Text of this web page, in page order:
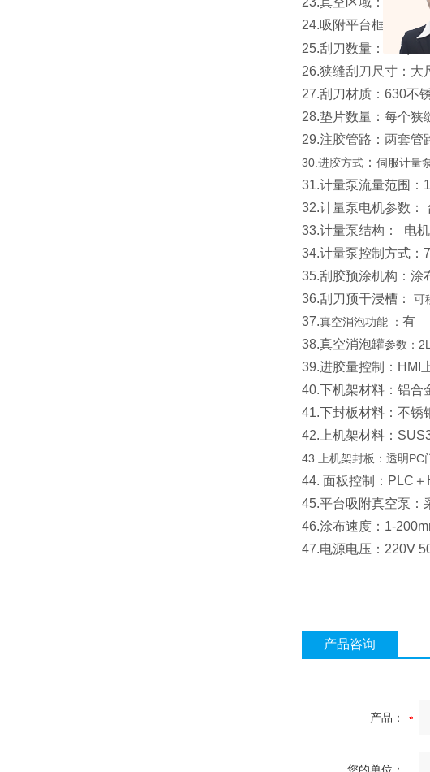
24.吸附平台框架材质
25.刮刀数量：2组(1
26.狭缝刮刀尺寸：大
27.刮刀材质：630不
28.垫片数量：每个狭
29.注胶管路：两套管
30.进胶方式 ： 伺服计量
31.计量泵流量范围：
32.计量泵电机参数：
33.计量泵结构： 电
34.计量泵控制方式：
35.刮胶预涂机构：涂
36.刮刀预干浸槽：
可
37.真空消泡功能 ： 有
38.真空消泡罐参数：
39.进胶量控制：HMI
40.下机架材料：铝合
41.下封板材料：不锈
42.上机架材料：
43.上机架封板：透明PC
44. 面板控制：PLC
45.平台吸附真空泵：
46.涂布速度：1-
47.电源电压：220V
产品咨询
产品：